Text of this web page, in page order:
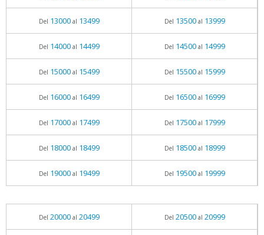
Del 13000al 13499 Del 13500al 13999
Del 14000al 14499 Del 14500al 14999
Del 15000al 15499 Del 15500al 15999
Del 16000al 16499 Del 16500al 16999
Del 17000al 17499 Del 17500al 17999
Del 18000al 18499 Del 18500al 18999
Del 19000al 19499 Del 19500al 19999
Del 20000al 20499 Del 20500al 20999